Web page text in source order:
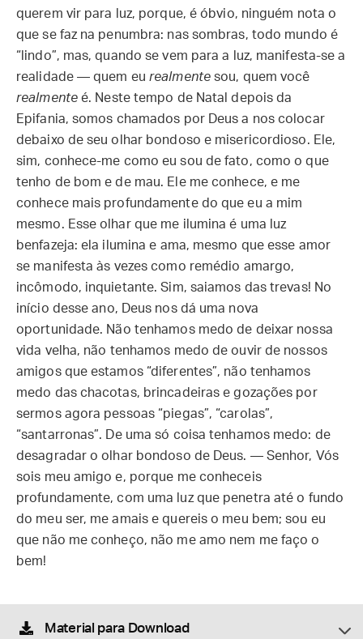
querem vir para luz, porque, é óbvio, ninguém nota o
que se faz na penumbra: nas sombras, todo mundo é
“lindo”, mas, quando se vem para a luz, manifesta-se a
realidade — quem eurealmentesou, quem você
realmenteé. Neste tempo de Natal depois da
Epifania, somos chamados por Deus a nos colocar
debaixo de seu olhar bondoso e misericordioso. Ele,
sim, conhece-me como eu sou de fato, como o que
tenho de bom e de mau. Ele me conhece, e me
conhece mais profundamente do que eu a mim
mesmo. Esse olhar que me ilumina é uma luz
benfazeja: ela ilumina e ama, mesmo que esse amor
se manifesta às vezes como remédio amargo,
incômodo, inquietante. Sim, saiamos das trevas! No
início desse ano, Deus nos dá uma nova
oportunidade. Não tenhamos medo de deixar nossa
vida velha, não tenhamos medo de ouvir de nossos
amigos que estamos “diferentes”, não tenhamos
medo das chacotas, brincadeiras e gozações por
sermos agora pessoas “piegas”, “carolas”,
“santarronas”. De uma só coisa tenhamos medo: de
desagradar o olhar bondoso de Deus. — Senhor, Vós
sois meu amigo e, porque me conheceis
profundamente, com uma luz que penetra até o fundo
do meu ser, me amais e quereis o meu bem; sou eu
que não me conheço, não me amo nem me faço o
bem!
Material para Download